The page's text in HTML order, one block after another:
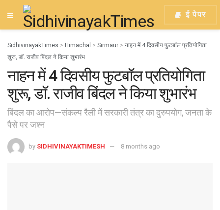
ई पेपर
SidhivinayakTimes > Himachal > Sirmaur > नाहन में 4 दिवसीय फुटबॉल प्रतियोगिता
शुरू, डॉ. राजीव बिंदल ने किया शुभारंभ
नाहन में 4 दिवसीय फुटबॉल प्रतियोगिता
शुरू, डॉ. राजीव बिंदल ने किया शुभारंभ
बिंदल का आरोप—संकल्प रैली में सरकारी तंत्र का दुरुपयोग, जनता के
पैसे पर जश्न
by SIDHIVINAYAKTIMESH 8 months ago